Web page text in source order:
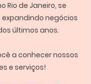
Rio de Janeiro, se
negócios
últimos anos.
a conhecer nossos
e serviços!